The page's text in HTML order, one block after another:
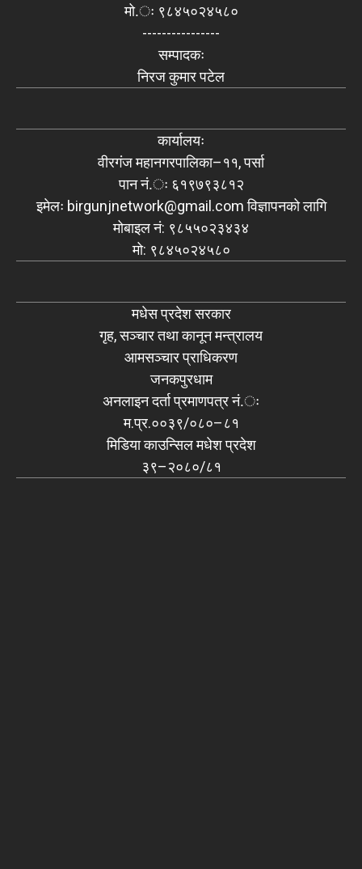
मो.ः ९८४५०२४५८०
----------------
सम्पादकः
निरज कुमार पटेल
कार्यालयः
वीरगंज महानगरपालिका–११, पर्सा
पान नं.ः ६१९७९३८१२
इमेलः birgunjnetwork@gmail.comविज्ञापनको लागि
मोबाइल नं: ९८५५०२३४३४
मो: ९८४५०२४५८०
मधेस प्रदेश सरकार
गृह, सञ्चार तथा कानून मन्त्रालय
आमसञ्चार प्राधिकरण
जनकपुरधाम
अनलाइन दर्ता प्रमाणपत्र नं.ः
म.प्र.००३९/०८०–८१
मिडिया काउन्सिल मधेश प्रदेश
३९–२०८०/८१